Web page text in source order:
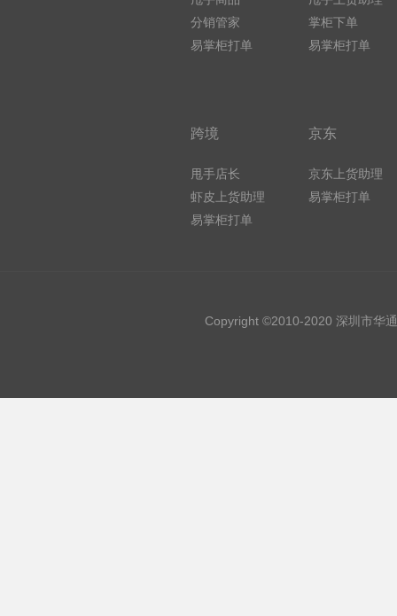
分销管家
易掌柜打单
掌柜下单
易掌柜打单
跨境
甩手店长
虾皮上货助理
易掌柜打单
京东
京东上货助理
易掌柜打单
Copyright ©2010-2020 深圳市华